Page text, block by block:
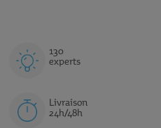
130
experts
Livraison
24h/48h